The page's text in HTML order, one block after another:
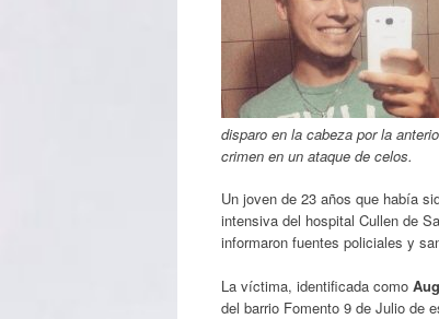
disparo en la cabeza por la
crimen en un ataque de celos.
Un joven de 23 años que había
intensiva del hospital Cullen de
informaron fuentes policiales y
La víctima, identificada como
del barrio Fomento 9 de Julio de